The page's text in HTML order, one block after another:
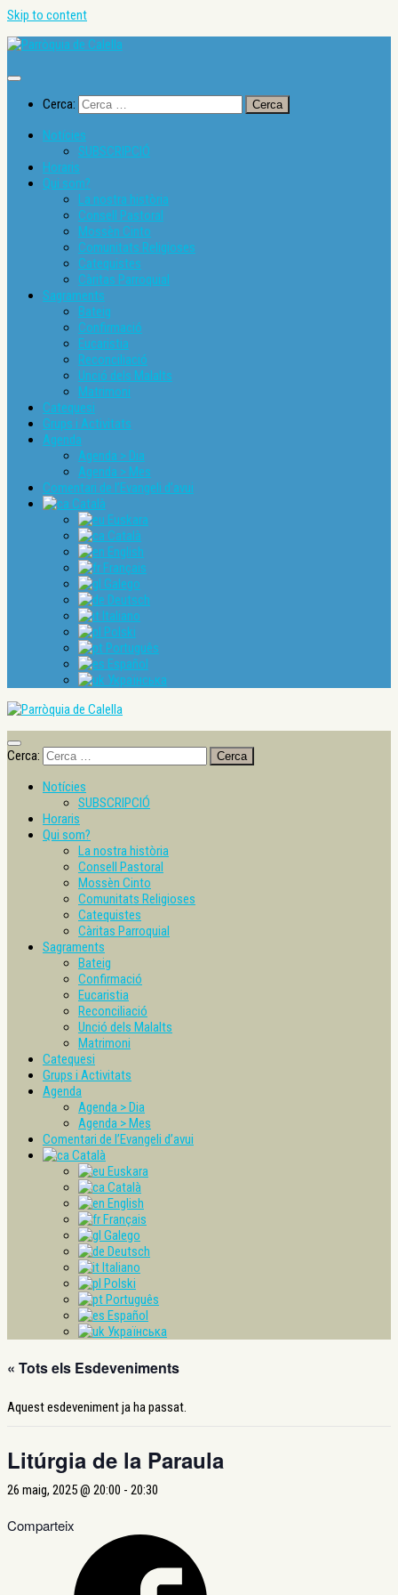
Skip to content
Cerca:
Notícies
SUBSCRIPCIÓ
Horaris
Qui som?
La nostra història
Consell Pastoral
Mossèn Cinto
Comunitats Religioses
Catequistes
Càritas Parroquial
Sagraments
Bateig
Confirmació
Eucaristia
Reconciliació
Unció dels Malalts
Matrimoni
Catequesi
Grups i Activitats
Agenda
Agenda > Dia
Agenda > Mes
Comentari de l’Evangeli d’avui
Català
Euskara
Català
English
Français
Galego
Deutsch
Italiano
Polski
Português
Español
Українська
Cerca:
Notícies
SUBSCRIPCIÓ
Horaris
Qui som?
La nostra història
Consell Pastoral
Mossèn Cinto
Comunitats Religioses
Catequistes
Càritas Parroquial
Sagraments
Bateig
Confirmació
Eucaristia
Reconciliació
Unció dels Malalts
Matrimoni
Catequesi
Grups i Activitats
Agenda
Agenda > Dia
Agenda > Mes
Comentari de l’Evangeli d’avui
Català
Euskara
Català
English
Français
Galego
Deutsch
Italiano
Polski
Português
Español
Українська
« Tots els Esdeveniments
Aquest esdeveniment ja ha passat.
Litúrgia de la Paraula
26 maig, 2025 @ 20:00 - 20:30
Comparteix